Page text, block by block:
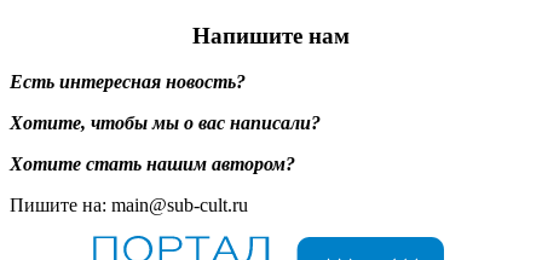
Напишите нам
Есть интересная новость?
Хотите, чтобы мы о вас написали?
Хотите стать нашим автором?
Пишите на: main@sub-cult.ru